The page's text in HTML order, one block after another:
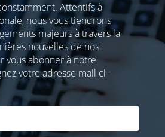
Attentifs à
nous vous tiendrons
majeurs à travers la
nouvelles de nos
vous abonner à notre
votre adresse mail ci-